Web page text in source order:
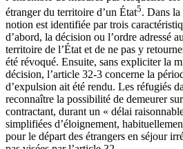
étranger du territoire d’un État5. Dans
notion est identifiée par trois
d’abord, la décision ou l’ordre adressé
territoire de l’État et de ne pas y
été révoqué. Ensuite, sans expliciter la
décision, l’article 32-3 concerne la
d’expulsion ait été rendu. Les réfugiés
reconnaître la possibilité de demeurer
contractant, durant un « délai
simplifiées d’éloignement,
pour le départ des étrangers en séjour